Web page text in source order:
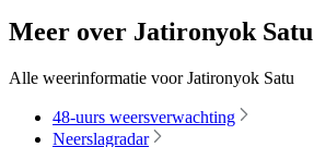
Meer over Jatironyok Satu
Alle weerinformatie voor Jatironyok Satu
48-uurs weersverwachting
Neerslagradar